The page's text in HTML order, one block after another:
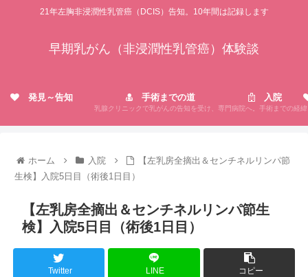
21年左胸非浸潤性乳管癌（DCIS）告知。10年間は記録します
早期乳がん（非浸潤性乳管癌）体験談
発見～告知 手術までの道
乳腺クリニックで乳がんの告知を受け、専門病院へ。手術までの経
入院
ホーム 入院
【左乳房全摘出＆センチネルリンパ節
生検】入院5日目（術後1日目）
【左乳房全摘出＆センチネルリンパ節生
検】入院5日目（術後1日目）
Twitter LINE コピー